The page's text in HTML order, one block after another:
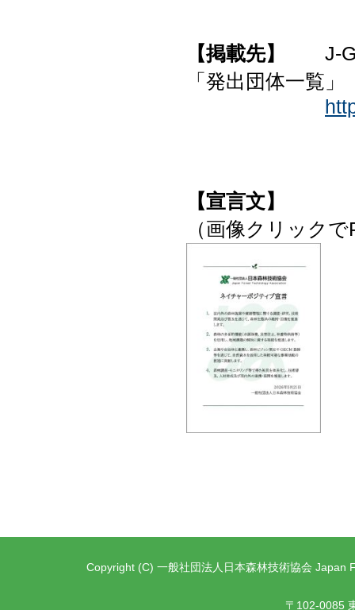
【掲載先】
J-
「発出団体一覧」
【宣言文】
（画像クリック
Copyright (C) 一般社団法人日本森林技術協会
〒102-0085